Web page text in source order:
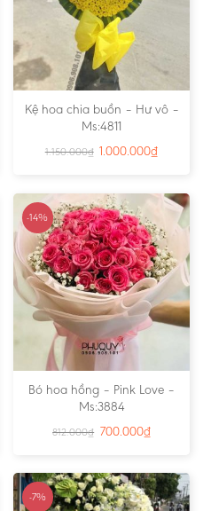
Kệ hoa chia buồn – Hư vô –
Ms:4811
1.150.000₫ 1.000.000₫
-14%
Bó hoa hồng – Pink Love –
Ms:3884
812.000₫ 700.000₫
-7%